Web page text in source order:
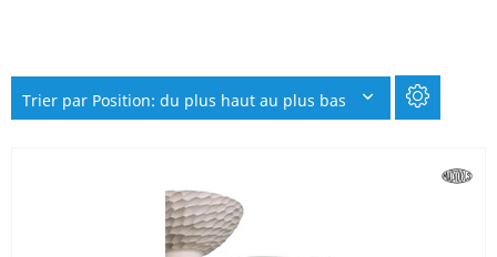
Trier par Position: du plus haut au plus bas